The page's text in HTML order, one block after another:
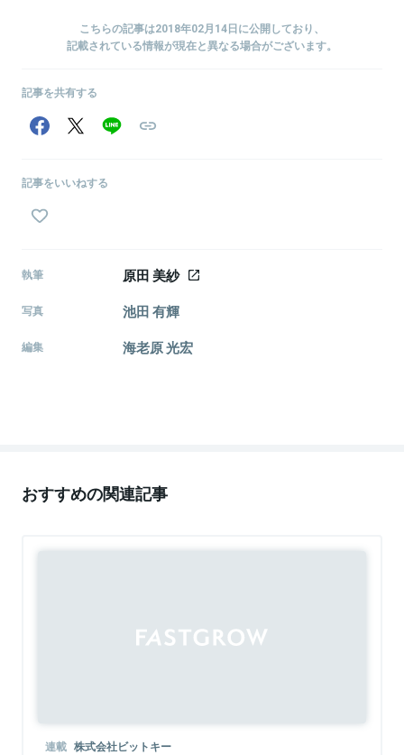
こちらの記事は2018年02月14日に公開しており、
記載されている情報が現在と異なる場合がございます。
記事を共有する
記事をいいねする
執筆 原田 美紗
写真 池田 有輝
編集 海老原 光宏
おすすめの関連記事
連載 株式会社ビットキー